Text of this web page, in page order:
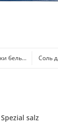
белья Twin Dos
Соль
salz